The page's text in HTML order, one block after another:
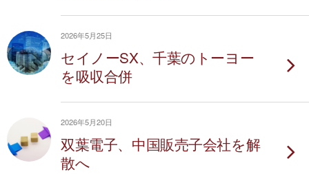
2026年5月25日
セイノーSX、千葉のトーヨー
を吸収合併
2026年5月20日
双葉電子、中国販売子会社を解
散へ